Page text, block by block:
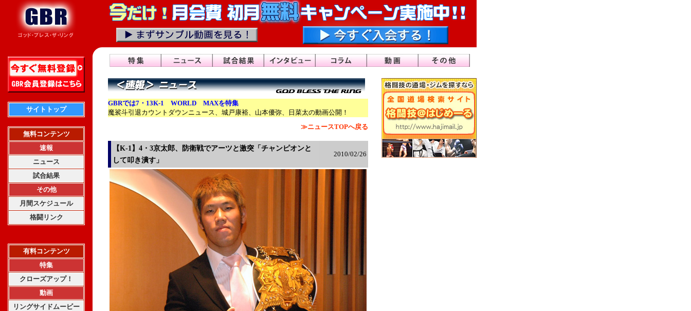
サイトトップ
無料コンテンツ
速報
ニュース
試合結果
その他
月間スケジュール
格闘リンク
有料コンテンツ
特集
クローズアップ！
動画
リングサイドムービー
GBRでは7・13K-1 WORLD MAXを特集
魔裟斗引退カウントダウンニュース、城戸康裕、山本優弥、日菜太の動画公開！
≫ニュースTOPへ戻る
【K-1】4・3京太郎、防衛戦でアーツと激突「チャンピオンと
して叩き潰す」
2010/02/26